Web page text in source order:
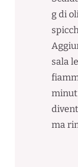
g di
sala
ma